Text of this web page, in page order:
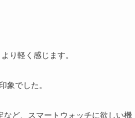
り軽く感じます。
象でした。
ど、スマートウォッチに欲しい機